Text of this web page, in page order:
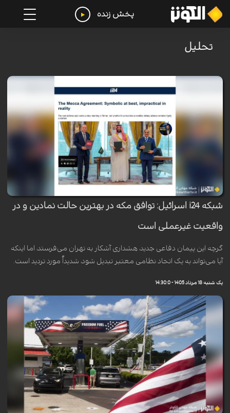
پخش زنده
تحليل
شبکه i24 اسرائیل: توافق مکه در بهترین حالت نمادین و در
واقعیت غیرعملی است
گرچه این پیمان دفاعی جدید، هشداری آشکار به تهران می‌فرستد، اما اینکه
آیا می‌تواند به یک اتحاد نظامی معتبر تبدیل شود، شدیداً مورد تردید است.
یک شنبه 18 مرداد 1405 - 14:30:0